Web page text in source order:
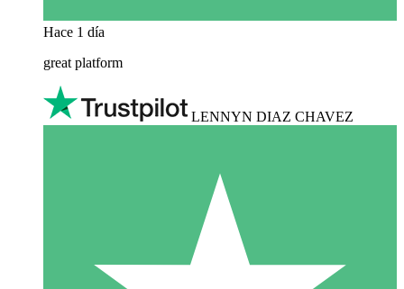
Hace 1 día
great platform
LENNYN DIAZ CHAVEZ